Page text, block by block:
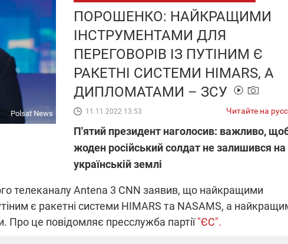
Polsat News
ПОРОШЕНКО: НАЙКРАЩИМИ
ІНСТРУМЕНТАМИ ДЛЯ
ПЕРЕГОВОРІВ ІЗ ПУТІНИМ Є
РАКЕТНІ СИСТЕМИ HIMARS, А
ДИПЛОМАТАМИ – ЗСУ
11.11.2022 13:53 Читайте на
П'ятий президент наголосив: важливо,
жоден російський солдат не залишився на
українській землі
телеканалу Antena 3 CNN заявив, що найкращими
є ракетні системи HIMARS та NASAMS, а
Про це повідомляє пресслужба партії"ЄС".
споживачів у чотирьох
залишається без світла після
ОБОРУДОК ДРУГА
Нова підозра у справі Міндіча:
взялося за колишнього